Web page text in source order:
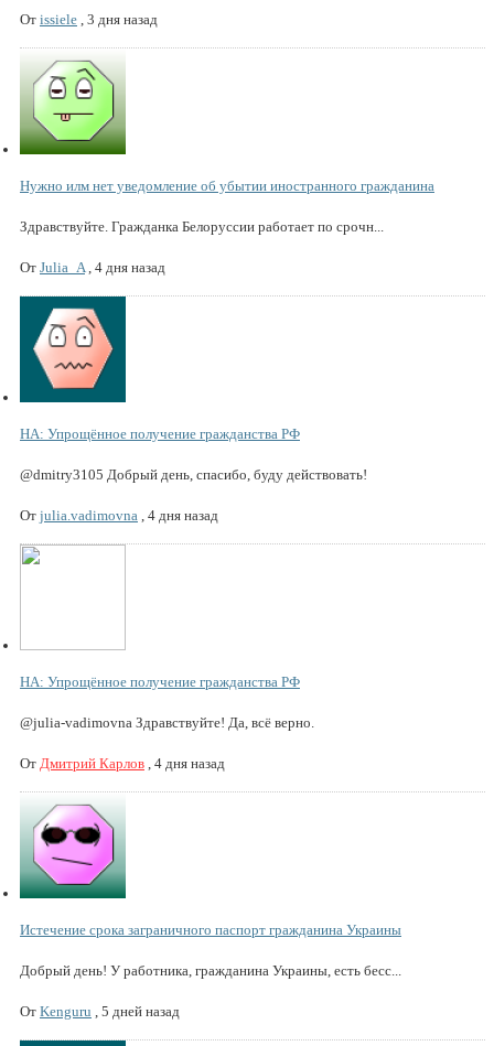
От issiele , 3 дня назад
Нужно илм нет уведомление об убытии иностранного гражданина
Здравствуйте. Гражданка Белоруссии работает по срочн...
От Julia_A, 4 дня назад
НА: Упрощённое получение гражданства РФ
@dmitry3105 Добрый день, спасибо, буду действовать!
От julia.vadimovna , 4 дня назад
НА: Упрощённое получение гражданства РФ
@julia-vadimovna Здравствуйте! Да, всё верно.
От Дмитрий Карлов , 4 дня назад
Истечение срока заграничного паспорт гражданина Украины
Добрый день! У работника, гражданина Украины, есть бесс...
От Kenguru , 5 дней назад